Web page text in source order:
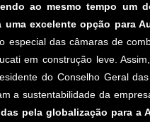
ao mesmo tempo um
excelente opção para
das câmaras de
em construção leve.
do Conselho Geral
a sustentabilidade da
pela globalização para a